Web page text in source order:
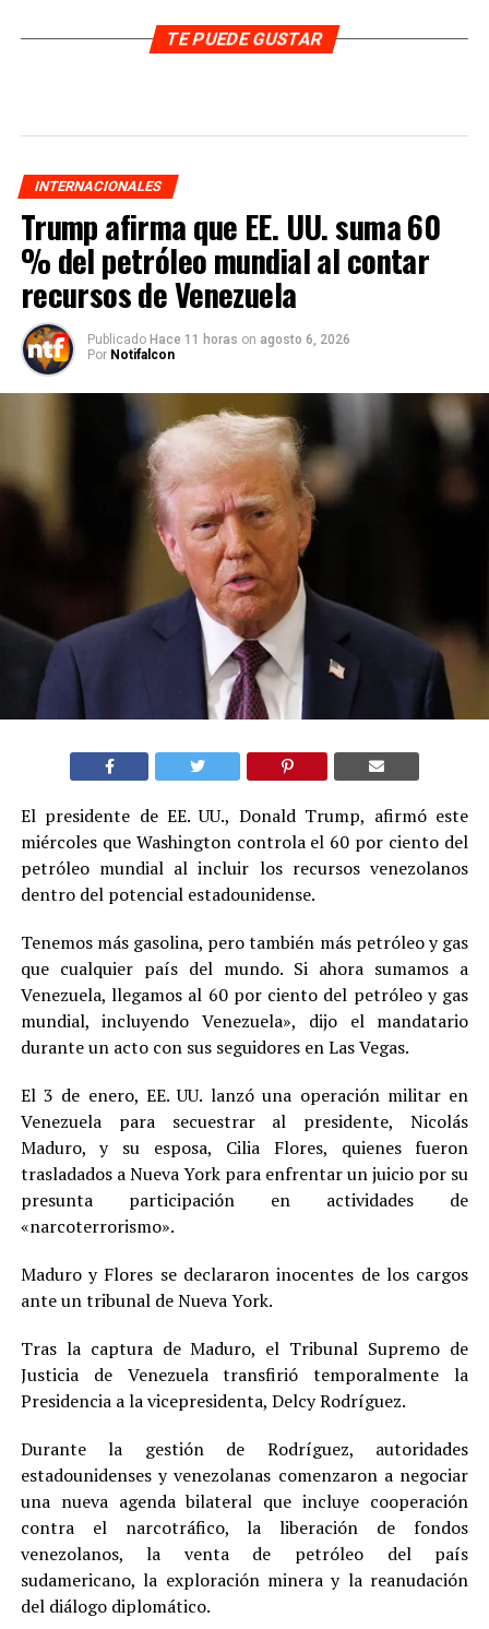
TE PUEDE GUSTAR
INTERNACIONALES
Trump afirma que EE. UU. suma 60
% del petróleo mundial al contar
recursos de Venezuela
Publicado Hace 11 horas on agosto 6, 2026
Por Notifalcon
El presidente de EE. UU., Donald Trump, afirmó este
miércoles que Washington controla el 60 por ciento del
petróleo mundial al incluir los recursos venezolanos
dentro del potencial estadounidense.
Tenemos más gasolina, pero también más petróleo y gas
que cualquier país del mundo. Si ahora sumamos a
Venezuela, llegamos al 60 por ciento del petróleo y gas
mundial, incluyendo Venezuela», dijo el mandatario
durante un acto con sus seguidores en Las Vegas.
El 3 de enero, EE. UU. lanzó una operación militar en
Venezuela para secuestrar al presidente, Nicolás
Maduro, y su esposa, Cilia Flores, quienes fueron
trasladados a Nueva York para enfrentar un juicio por su
presunta participación en actividades de
«narcoterrorismo».
Maduro y Flores se declararon inocentes de los cargos
ante un tribunal de Nueva York.
Tras la captura de Maduro, el Tribunal Supremo de
Justicia de Venezuela transfirió temporalmente la
Presidencia a la vicepresidenta, Delcy Rodríguez.
Durante la gestión de Rodríguez, autoridades
estadounidenses y venezolanas comenzaron a negociar
una nueva agenda bilateral que incluye cooperación
contra el narcotráfico, la liberación de fondos
venezolanos, la venta de petróleo del país
sudamericano, la exploración minera y la reanudación
del diálogo diplomático.